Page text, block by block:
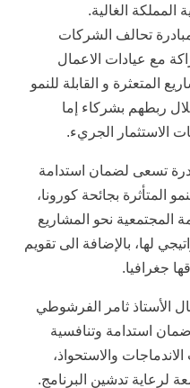
الغالية.
تحالف الشركات
مع عيادات الاعمال
المتعثرة و القابلة للنمو
ربطهم بشركاء إما
الاستثمار الجريء.
تسعى لضمان استدامة
المتأثرة بجائحة كورونا،
المجتمعية نحو المشاريع
لها، بالإضافة الى تقويم
جغرافيا.
الأستاذ ثامر الفرشوطي
استدامة وتنافسية
والاستحواذ،
لرعاية تدشين البرنامج.